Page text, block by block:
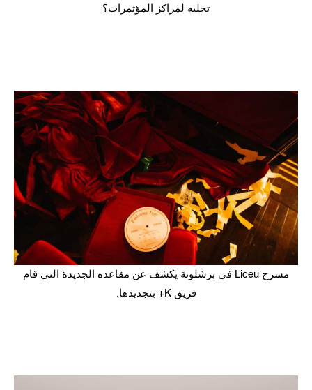
تجلبه لمراكز المؤتمرات؟
مسرح Liceu في برشلونة يكشف عن مقاعده الجديدة التي قام
فريق K+ بتجديدها.